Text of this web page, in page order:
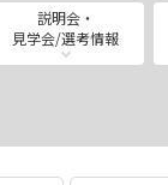
説明会・
見学会/選考情報